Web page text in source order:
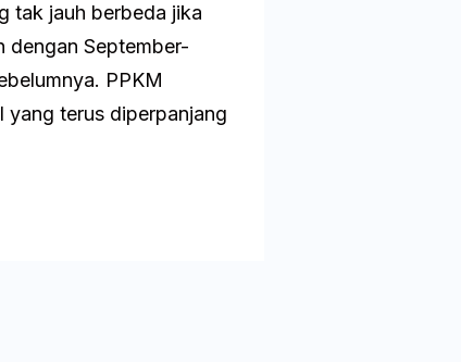
tak jauh berbeda jika
dengan September-
PPKM
yang terus diperpanjang